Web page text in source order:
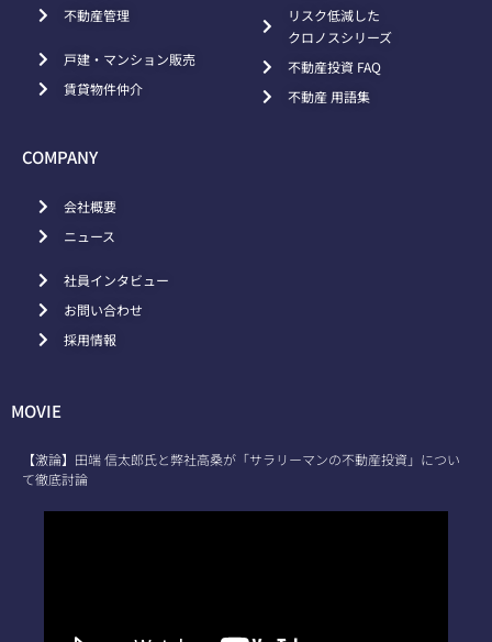
不動産管理
戸建・マンション販売
賃貸物件仲介
リスク低減した
クロノスシリーズ
不動産投資 FAQ
不動産 用語集
COMPANY
会社概要
ニュース
社員インタビュー
お問い合わせ
採用情報
MOVIE
【激論】田端 信太郎氏と弊社高桑が「サラリーマンの不動産投資」につい
て徹底討論